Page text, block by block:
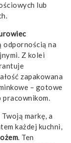
lub
odpornością na
Z kolei
zapakowana
– gotowe
pracownikom.
markę, a
każdej kuchni,
. Ten